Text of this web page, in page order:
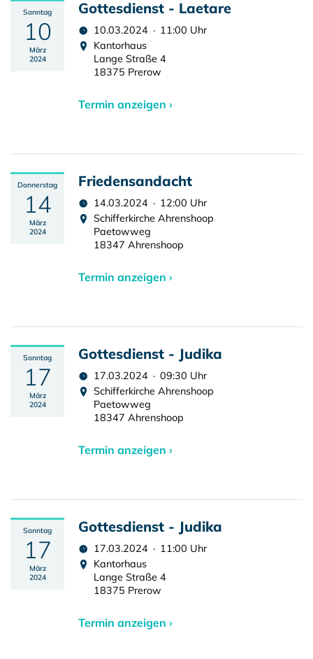
Sonntag
10
März
2024
Gottesdienst - Laetare
10.03.2024 · 11:00 Uhr
Kantorhaus
Lange Straße 4
18375 Prerow
Termin anzeigen ›
Donnerstag
14
März
2024
Friedensandacht
14.03.2024 · 12:00 Uhr
Schifferkirche Ahrenshoop
Paetowweg
18347 Ahrenshoop
Termin anzeigen ›
Sonntag
17
März
2024
Gottesdienst - Judika
17.03.2024 · 09:30 Uhr
Schifferkirche Ahrenshoop
Paetowweg
18347 Ahrenshoop
Termin anzeigen ›
Sonntag
17
März
2024
Gottesdienst - Judika
17.03.2024 · 11:00 Uhr
Kantorhaus
Lange Straße 4
18375 Prerow
Termin anzeigen ›